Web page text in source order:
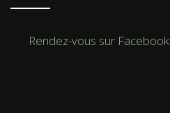
Rendez-vous sur Facebook